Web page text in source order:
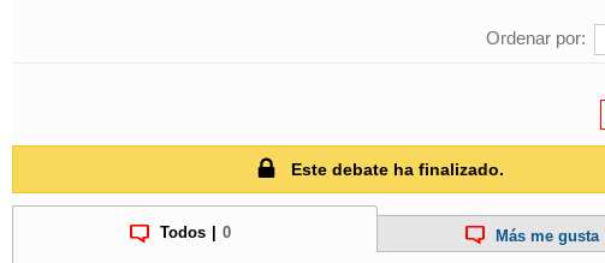
Ordenar por:
Este debate ha finalizado.
Todos 0 Más me gusta